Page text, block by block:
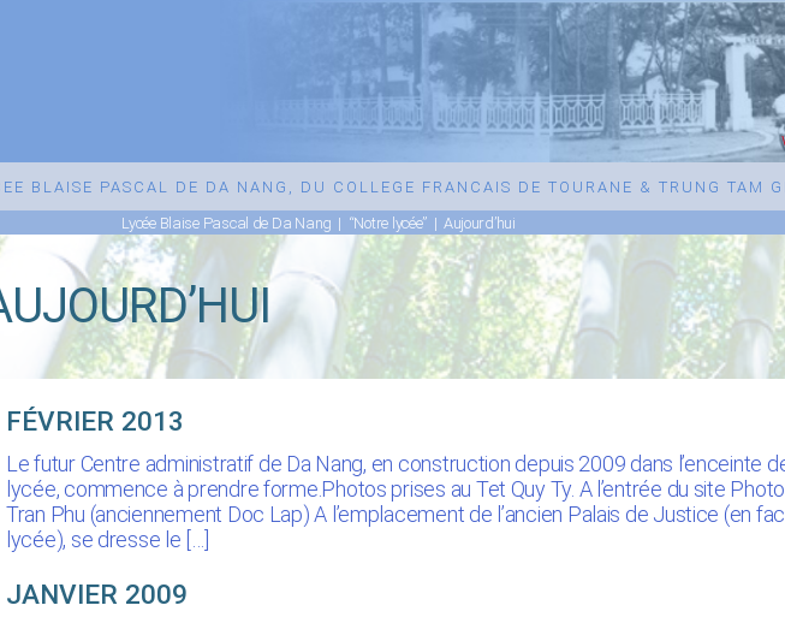
BLAISE PASCAL DE DA NANG, DU COLLEGE FRANCAIS DE TOURANE & TRUNG TAM
Lycée Blaise Pascal de Da Nang | “Notre lycée” | Aujourd’hui
FÉVRIER 2013
Le futur Centre administratif de Da Nang, en construction depuis 2009 dans l’enceinte
lycée, commence à prendre forme.Photos prises au Tet Quy Ty. A l’entrée du site
Tran Phu (anciennement Doc Lap) A l’emplacement de l’ancien Palais de Justice (en
lycée), se dresse le […]
JANVIER 2009